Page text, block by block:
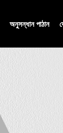
অনুসন্ধান পাঠান